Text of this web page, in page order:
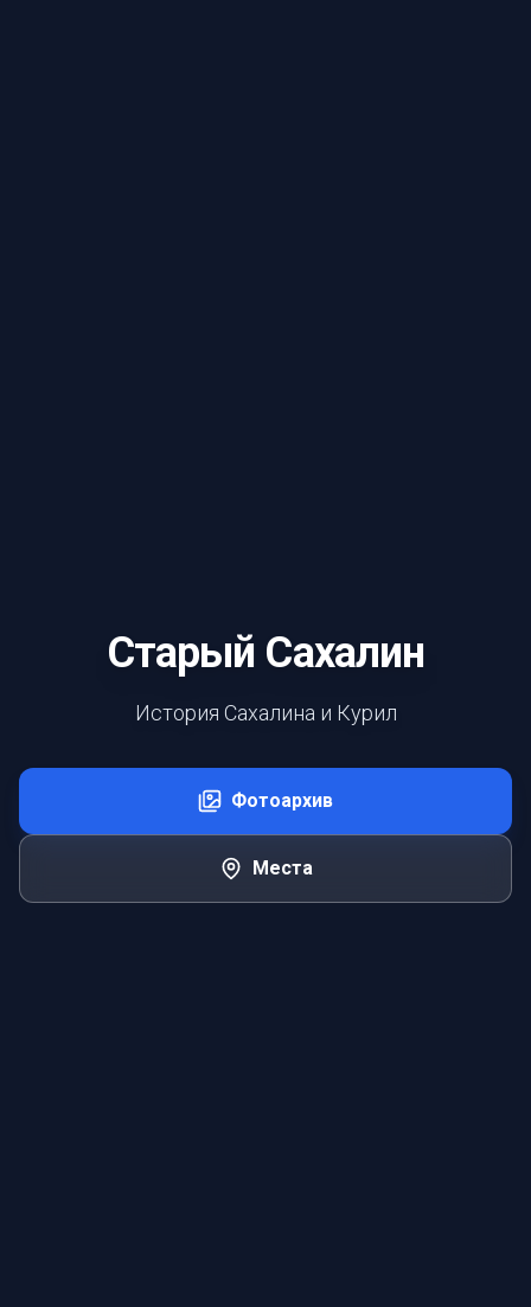
Старый Сахалин
История Сахалина и Курил
Фотоархив
Места